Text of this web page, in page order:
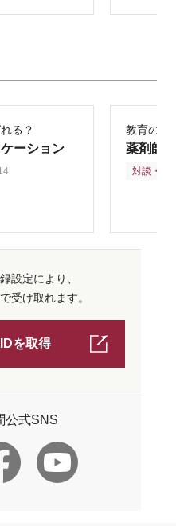
る？
ーション
教育の再
薬剤師
対談・座
設定により、
受け取れます。
を取得
公式SNS